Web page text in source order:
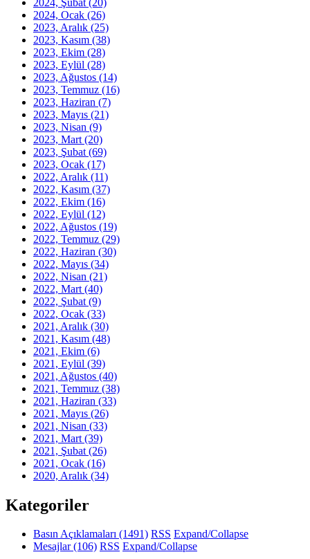
2024, Ocak (26)
2023, Aralık (25)
2023, Kasım (38)
2023, Ekim (28)
2023, Eylül (28)
2023, Ağustos (14)
2023, Temmuz (16)
2023, Haziran (7)
2023, Mayıs (21)
2023, Nisan (9)
2023, Mart (20)
2023, Şubat (69)
2023, Ocak (17)
2022, Aralık (11)
2022, Kasım (37)
2022, Ekim (16)
2022, Eylül (12)
2022, Ağustos (19)
2022, Temmuz (29)
2022, Haziran (30)
2022, Mayıs (34)
2022, Nisan (21)
2022, Mart (40)
2022, Şubat (9)
2022, Ocak (33)
2021, Aralık (30)
2021, Kasım (48)
2021, Ekim (6)
2021, Eylül (39)
2021, Ağustos (40)
2021, Temmuz (38)
2021, Haziran (33)
2021, Mayıs (26)
2021, Nisan (33)
2021, Mart (39)
2021, Şubat (26)
2021, Ocak (16)
2020, Aralık (34)
Kategoriler
Basın Açıklamaları (1491) RSS Expand/Collapse
Mesajlar(106) RSS Expand/Collapse